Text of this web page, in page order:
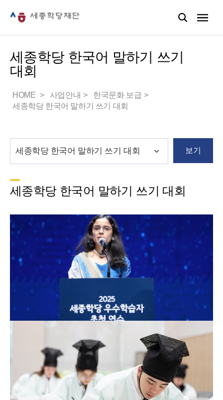
세종학당 한국어 말하기 쓰기
대회
HOME 사업안내
한국문화 보급
세종학당 한국어 말하기 쓰기 대회
보기
세종학당 한국어 말하기 쓰기 대회